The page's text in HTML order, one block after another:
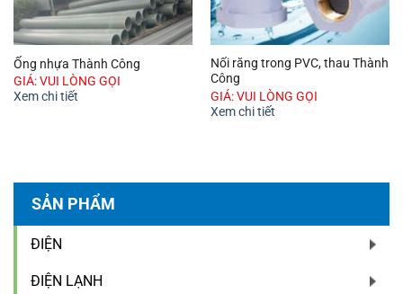
SẢN PHẨM
ĐIỆN
ĐIỆN LẠNH
Ống nhựa Thành Công
GIÁ: VUI LÒNG GỌI
Xem chi tiết
Nối răng trong PVC, thau Thành
Công
GIÁ: VUI LÒNG GỌI
Xem chi tiết